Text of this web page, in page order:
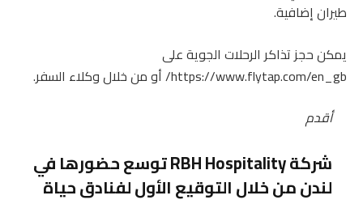
طيران إضافية.
يمكن حجز تذاكر الرحلات الجوية على
https://www.flytap.com/en_gb/ أو من خلال وكلاء السفر.
أقدم
شركة RBH Hospitality توسع حضورها في
لندن من خلال التوقيع الأول لفنادق حياة